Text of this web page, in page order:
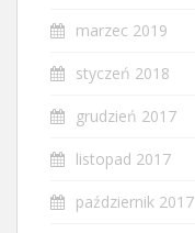
marzec 2019
styczeń 2018
grudzień 2017
listopad 2017
październik 2017